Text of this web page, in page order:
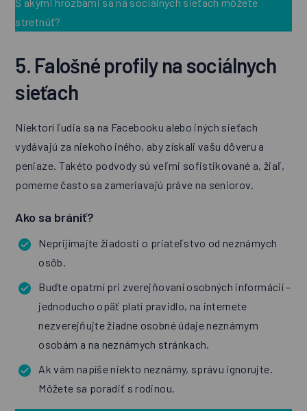
S akými hrozbami sa na sociálnych sieťach môžete
stretnúť?
5. Falošné profily na sociálnych
sieťach
Niektorí ľudia sa na Facebooku alebo iných sieťach
vydávajú za niekoho iného, aby získali vašu dôveru a
peniaze. Takéto podvody sú veľmi sofistikované a, žiaľ,
pomerne často sa zameriavajú práve na seniorov.
Ako sa brániť?
Neprijímajte žiadosti o priateľstvo od neznámych
osôb.
Buďte opatrní pri zverejňovaní osobných informácií –
jednoducho opäť platí pravidlo, na internete
nezverejňujte žiadne osobné údaje neznámym
osobám a na neznámych stránkach.
Ak vám napíše niekto neznámy, správu ignorujte.
Môžete sa poradiť s rodinou.